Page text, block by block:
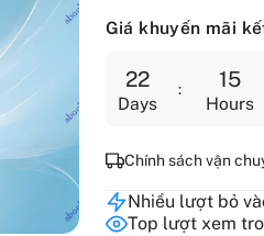
Giá khuyến mãi
22
Days
15
Hours
Chính sách vận
Nhiều lượt bỏ
Top lượt xem